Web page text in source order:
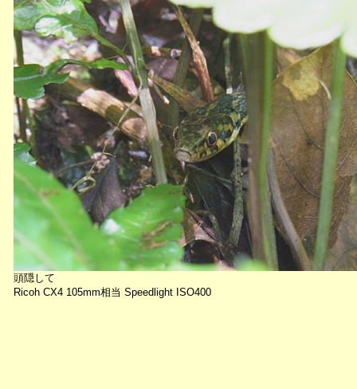
頭隠して
Ricoh CX4 105mm相当 Speedlight ISO400